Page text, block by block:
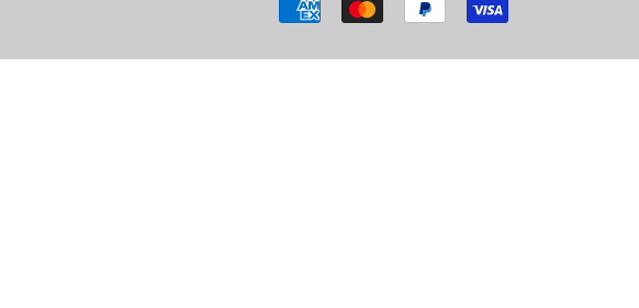
Métodos
pago